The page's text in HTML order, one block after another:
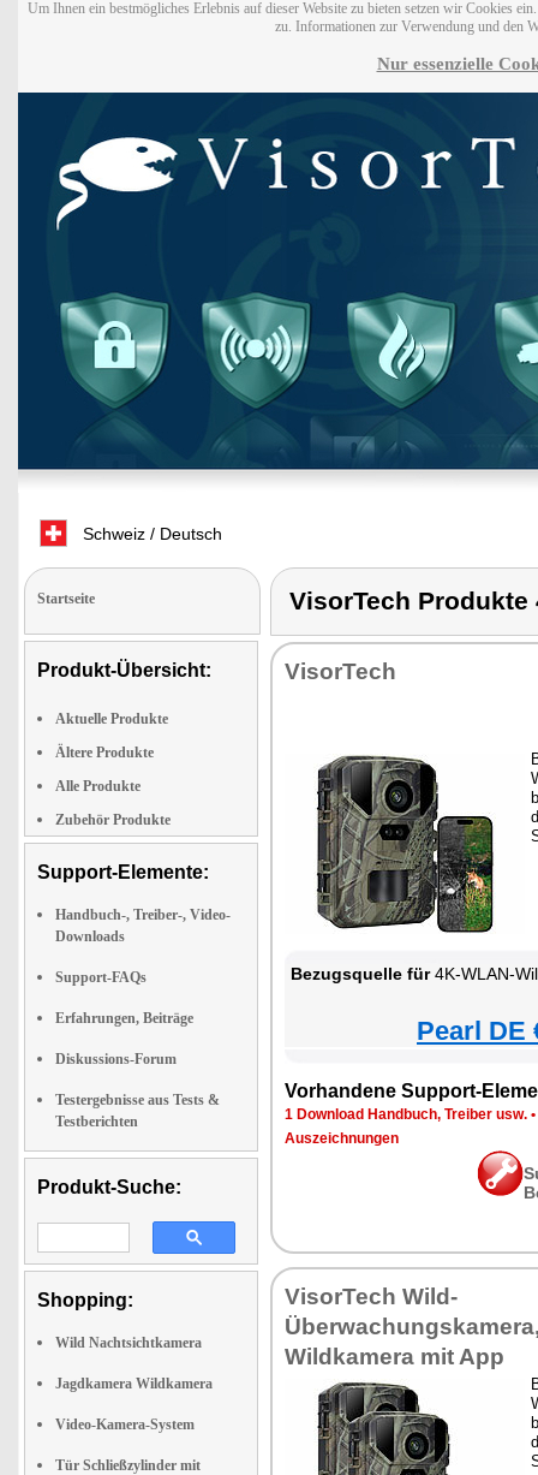
Um Ihnen ein bestmögliches Erlebnis auf dieser Website zu bieten setzen wir Cookies
zu. Informationen zur Verwendung und den
Nur essenzielle
Schweiz / Deutsch
Startseite
Produkt-Übersicht:
Aktuelle Produkte
Ältere Produkte
Alle Produkte
Zubehör Produkte
Support-Elemente:
Handbuch-, Treiber-, Video-
Downloads
Support-FAQs
Erfahrungen, Beiträge
Diskussions-Forum
Testergebnisse aus Tests &
Testberichten
Produkt-Suche:
Shopping:
Wild Nachtsichtkamera
Jagdkamera Wildkamera
Video-Kamera-System
Tür Schließzylinder mit
VisorTech Produkte
VisorTech
Bezugsquelle für4K-WLAN-
Pearl DE
Vorhandene Support-
1 Download Handbuch, Treiber usw. •
Auszeichnungen
VisorTech Wild-
Wildkamera mit App